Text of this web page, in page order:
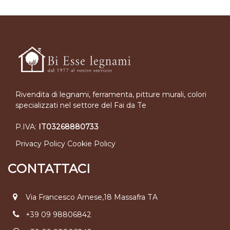
Rivendita di legnami, ferramenta, pitture murali, colori
specializzati nel settore del Fai da Te
P.IVA: IT03268880733
Privacy Policy Cookie Policy
CONTATTACI
Via Francesco Arnese,18 Massafra TA
+39 09 98806842